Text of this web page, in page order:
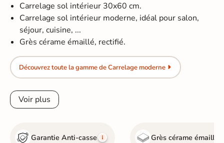
Carrelage sol intérieur 30x60 cm.
Carrelage sol intérieur moderne, idéal pour salon,
séjour, cuisine, ...
Grès cérame émaillé, rectifié.
Découvrez toute la gamme de Carrelage moderne
Voir plus
Garantie Anti-casse Grès cérame émaillé